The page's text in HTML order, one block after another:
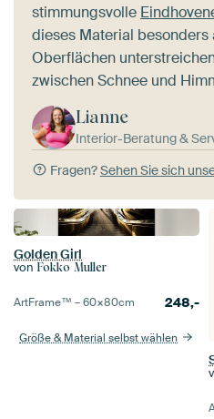
stimmungsvolle
dieses Material besonders
Oberflächen
zwischen Schnee und
Lianne
Interior-Beratung &
Fragen?Sehen Sie sich
Golden Girl
von Fokko Muller
ArtFrame™ –60×80cm 248,-
Größe & Material selbst wählen